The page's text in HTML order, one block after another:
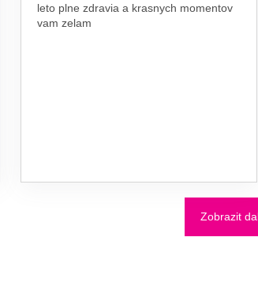
leto plne zdravia a krasnych momentov
vam zelam
Zobrazit